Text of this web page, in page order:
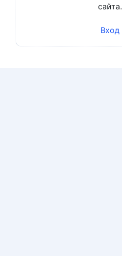
сайта.
Вход